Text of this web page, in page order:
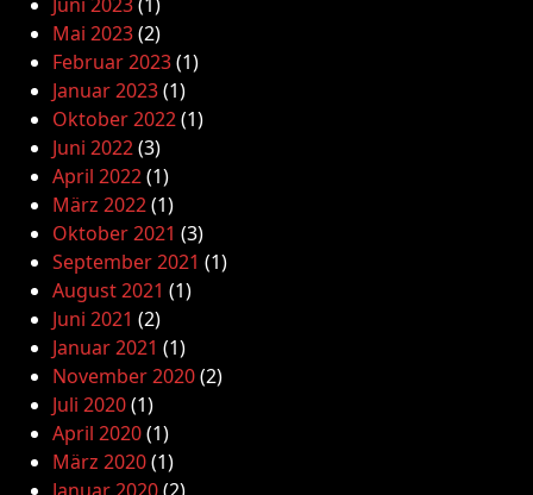
Mai 2023(2)
Februar 2023(1)
Januar 2023(1)
Oktober 2022(1)
Juni 2022(3)
April 2022(1)
März 2022(1)
Oktober 2021 (3)
September 2021 (1)
August 2021 (1)
Juni 2021 (2)
Januar 2021 (1)
November 2020(2)
Juli 2020(1)
April 2020(1)
März 2020(1)
Januar 2020(2)